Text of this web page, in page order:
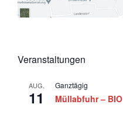
Veranstaltungen
AUG.
11
Ganztägig
Müllabfuhr – BIO